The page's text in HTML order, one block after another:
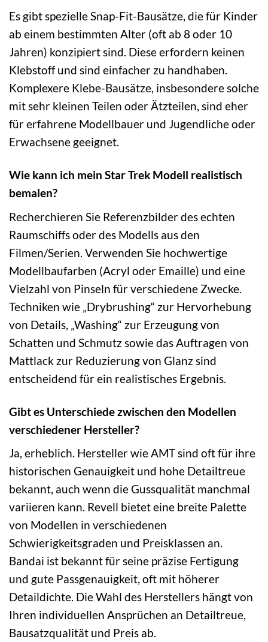
Es gibt spezielle Snap-Fit-Bausätze, die für Kinder
ab einem bestimmten Alter (oft ab 8 oder 10
Jahren) konzipiert sind. Diese erfordern keinen
Klebstoff und sind einfacher zu handhaben.
Komplexere Klebe-Bausätze, insbesondere solche
mit sehr kleinen Teilen oder Ätzteilen, sind eher
für erfahrene Modellbauer und Jugendliche oder
Erwachsene geeignet.
Wie kann ich mein Star Trek Modell realistisch
bemalen?
Recherchieren Sie Referenzbilder des echten
Raumschiffs oder des Modells aus den
Filmen/Serien. Verwenden Sie hochwertige
Modellbaufarben (Acryl oder Emaille) und eine
Vielzahl von Pinseln für verschiedene Zwecke.
Techniken wie „Drybrushing“ zur Hervorhebung
von Details, „Washing“ zur Erzeugung von
Schatten und Schmutz sowie das Auftragen von
Mattlack zur Reduzierung von Glanz sind
entscheidend für ein realistisches Ergebnis.
Gibt es Unterschiede zwischen den Modellen
verschiedener Hersteller?
Ja, erheblich. Hersteller wie AMT sind oft für ihre
historischen Genauigkeit und hohe Detailtreue
bekannt, auch wenn die Gussqualität manchmal
variieren kann. Revell bietet eine breite Palette
von Modellen in verschiedenen
Schwierigkeitsgraden und Preisklassen an.
Bandai ist bekannt für seine präzise Fertigung
und gute Passgenauigkeit, oft mit höherer
Detaildichte. Die Wahl des Herstellers hängt von
Ihren individuellen Ansprüchen an Detailtreue,
Bausatzqualität und Preis ab.